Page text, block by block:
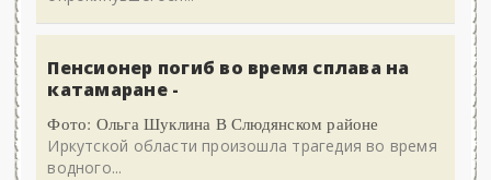
Пенсионер погиб во время сплава на
катамаране -
Фото: Ольга Шуклина В Слюдянском районе
Иркутской области произошла трагедия во время
водного...